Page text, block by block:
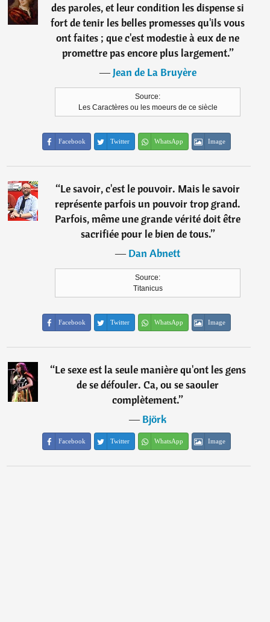
des paroles, et leur condition les dispense si
fort de tenir les belles promesses qu'ils vous
ont faites ; que c'est modestie à eux de ne
promettre pas encore plus largement.”
―Jean de La Bruyère
Source:
Les Caractères ou les moeurs de ce siècle
Facebook Twitter WhatsApp Image
“Le savoir, c'est le pouvoir. Mais le savoir
représente parfois un pouvoir trop grand.
Parfois, même une grande vérité doit être
sacrifiée pour le bien de tous.”
―Dan Abnett
Source:
Titanicus
Facebook Twitter WhatsApp Image
“Le sexe est la seule manière qu'ont les gens
de se défouler. Ca, ou se saouler
complètement.”
―Björk
Facebook Twitter WhatsApp Image